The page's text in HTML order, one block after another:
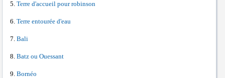
Terre d'accueil pour robinson
Terre entourée d'eau
Bali
Batz ou Ouessant
Bornéo